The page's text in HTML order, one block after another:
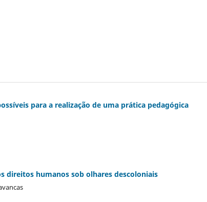
para a realização de uma prática pedagógica
direitos humanos sob olhares descoloniais